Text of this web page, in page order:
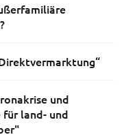
und
land- und